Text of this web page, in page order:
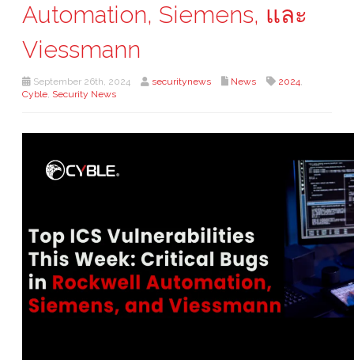
Automation, Siemens, และ
Viessmann
September 26th, 2024 securitynews News 2024,
Cyble, Security News